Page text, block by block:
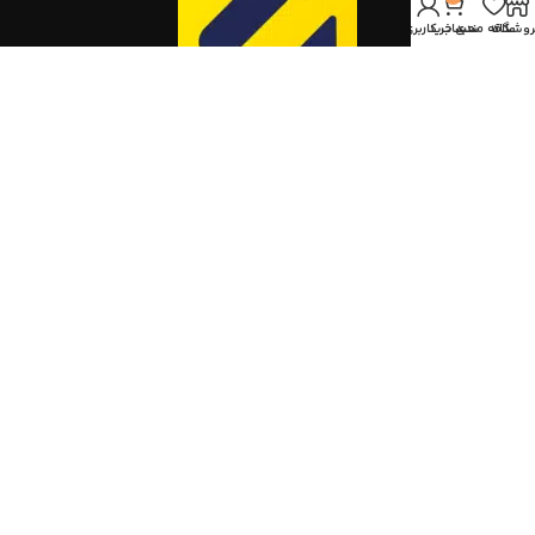
علاقه مندیسبد خرید
حساب کاربری من